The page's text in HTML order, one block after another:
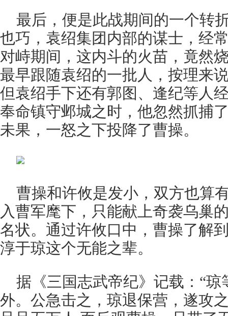
最后，便是此战期间的一个
也巧，袁绍集团内部的谋士，经
对峙期间，这内斗的火苗，竟然
最早跟随袁绍的一批人，按理来
但袁绍手下还有郭图、逢纪等人
奉命镇守邺城之时，他忽然抓捕
未果，一怒之下投降了曹操。
曹操和许攸是发小，双方也算
入曹军麾下，只能献上奇袭乌巢
名状。通过许攸口中，曹操了解
淳于琼这个无能之辈。
据《三国志武帝纪》记载：“
外。公急击之，琼退保营，遂攻